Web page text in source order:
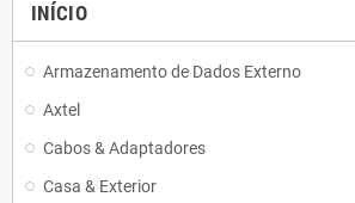
INÍCIO
Armazenamento de Dados Externo
Axtel
Cabos & Adaptadores
Casa & Exterior